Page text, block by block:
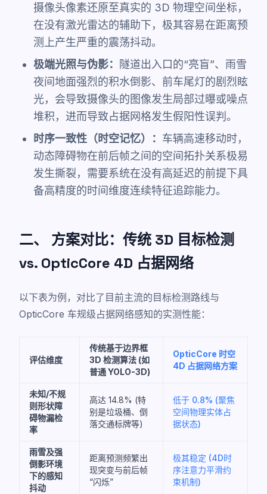
摄像头像素还原至真实的 3D 物理空间坐标，
在没有激光雷达的辅助下，极其容易在距离预
测上产生严重的震荡抖动。
极端光照与伪影：
隧道出入口的“亮盲”、雨雪
夜间地面强烈的积水倒影、前车尾灯的剧烈眩
光，会导致摄像头的图像发生局部过曝或噪点
堆积，进而导致占据网格发生假阳性误判。
时序一致性（时空记忆）： 车辆高速移动时，
动态障碍物在前后帧之间的空间拓扑关系极易
发生撕裂，需要系统在没有高延迟的前提下具
备高精度的时间维度连续特征追踪能力。
二、 方案对比：传统 3D 目标检测
vs. OpticCore 4D 占据网络
以下表为例，对比了目前主流的目标检测路线与
OpticCore 车规级占据网络感知的实测性能：
评估维度
传统基于边界框
3D 检测算法 (如
普通 YOLO-3D)
OpticCore 时空
4D 占据网络方案
未知/不规
则形状障
碍物漏检
率
高达 14.8% (特
别是垃圾桶、倒
落交通标牌等)
低于 0.8% (聚焦
空间物理实体占
据状态)
雨雪及强
倒影环境
下的感知
抖动
距离预测频繁出
现突变与前后帧
“闪烁”
极其稳定 (4D时
序注意力平滑约
束机制)